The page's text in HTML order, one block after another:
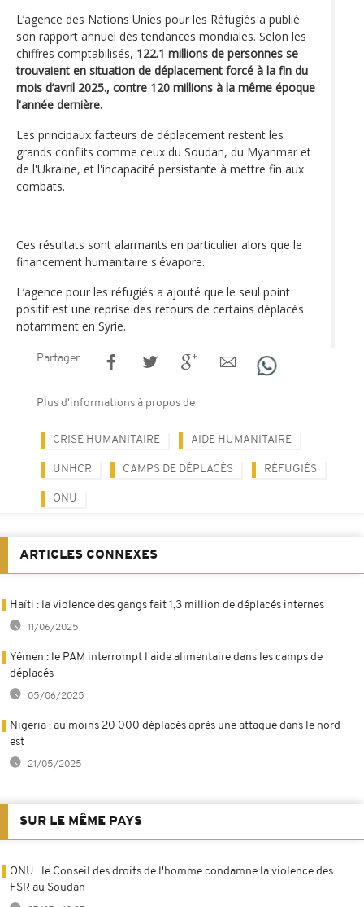
L’agence des Nations Unies pour les Réfugiés a publié
son rapport annuel des tendances mondiales. Selon les
chiffres comptabilisés, 122.1 millions de personnes se
trouvaient en situation de déplacement forcé à la fin du
mois d’avril 2025., contre 120 millions à la même époque
l'année dernière.
Les principaux facteurs de déplacement restent les
grands conflits comme ceux du Soudan, du Myanmar et
de l'Ukraine, et l'incapacité persistante à mettre fin aux
combats.
Ces résultats sont alarmants en particulier alors que le
financement humanitaire s'évapore.
L’agence pour les réfugiés a ajouté que le seul point
positif est une reprise des retours de certains déplacés
notamment en Syrie.
Partager
Plus d'informations à propos de
CRISE HUMANITAIRE AIDE HUMANITAIRE
UNHCR CAMPS DE DÉPLACÉS RÉFUGIÉS
ONU
ARTICLES CONNEXES
Haïti : la violence des gangs fait 1,3 million de déplacés internes
11/06/2025
Yémen : le PAM interrompt l'aide alimentaire dans les camps de
déplacés
05/06/2025
Nigeria : au moins 20 000 déplacés après une attaque dans le nord-
est
21/05/2025
SUR LE MÊME PAYS
ONU : le Conseil des droits de l'homme condamne la violence des
FSR au Soudan